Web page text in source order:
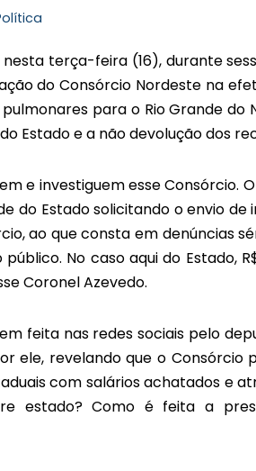
terça-feira (16), durante
do Consórcio Nordeste na
para o Rio Grande do
Estado e a não devolução dos
e investiguem esse Consórcio.
do Estado solicitando o envio
ao que consta em denúncias
No caso aqui do Estado,
Coronel Azevedo.
feita nas redes sociais pelo
ele, revelando que o Consórcio
com salários achatados e
estado? Como é feita a